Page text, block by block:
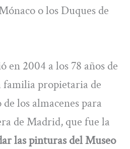
o los Duques de
en 2004 a los 78 años de
familia propietaria de
los almacenes para
de Madrid, que fue la
las pinturas del Museo